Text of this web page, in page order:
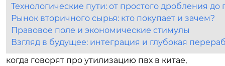
Технологические пути: от простого дробления до
Рынок вторичного сырья: кто покупает и зачем?
Правовое поле и экономические стимулы
Взгляд в будущее: интеграция и глубокая
когда говорят про утилизацию пвх в китае,